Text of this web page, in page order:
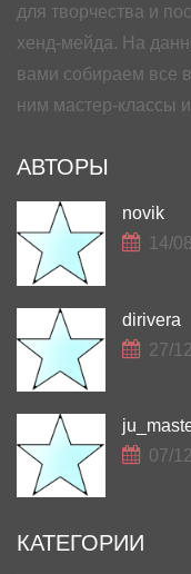
для творчества и
хенд-мейда. На
вами собираем все
ним мастер-классы и
АВТОРЫ
novik
14/
dirivera
27/
07/
КАТЕГОРИИ